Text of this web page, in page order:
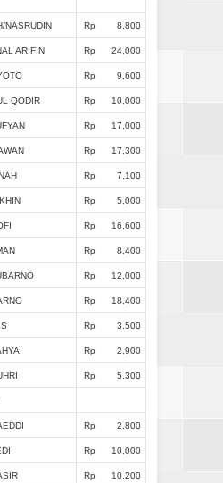
NASRUDIN Rp 8,800
ARIFIN Rp 24,000
Rp 9,600
QODIR Rp 10,000
Rp 17,000
Rp 17,300
Rp 7,100
Rp 5,000
Rp 16,600
Rp 8,400
Rp 12,000
Rp 18,400
Rp 3,500
Rp 2,900
Rp 5,300
Rp 2,800
Rp 10,000
Rp 10,200